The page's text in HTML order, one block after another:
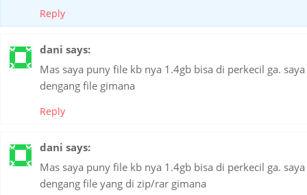
Reply
dani says:
Mas saya puny file kb nya 1.4gb bisa di perkecil ga.
dengang file gimana
Reply
dani says:
Mas saya puny file kb nya 1.4gb bisa di perkecil ga.
dengang file yang di zip/rar gimana